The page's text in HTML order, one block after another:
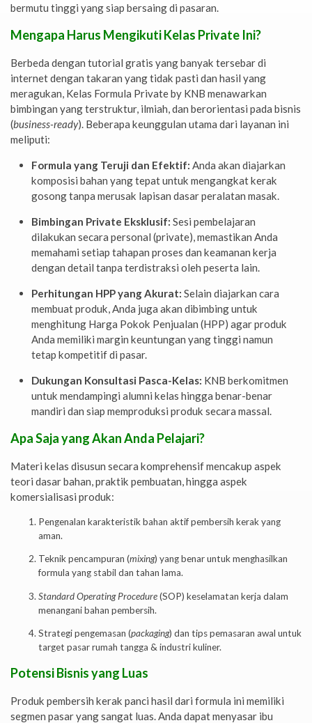
bermutu tinggi yang siap bersaing di pasaran.
Mengapa Harus Mengikuti Kelas Private Ini?
Berbeda dengan tutorial gratis yang banyak tersebar di
internet dengan takaran yang tidak pasti dan hasil yang
meragukan, Kelas Formula Private by KNB menawarkan
bimbingan yang terstruktur, ilmiah, dan berorientasi pada bisnis
(business-ready). Beberapa keunggulan utama dari layanan ini
meliputi:
Formula yang Teruji dan Efektif: Anda akan diajarkan
komposisi bahan yang tepat untuk mengangkat kerak
gosong tanpa merusak lapisan dasar peralatan masak.
Bimbingan Private Eksklusif: Sesi pembelajaran
dilakukan secara personal (private), memastikan Anda
memahami setiap tahapan proses dan keamanan kerja
dengan detail tanpa terdistraksi oleh peserta lain.
Perhitungan HPP yang Akurat: Selain diajarkan cara
membuat produk, Anda juga akan dibimbing untuk
menghitung Harga Pokok Penjualan (HPP) agar produk
Anda memiliki margin keuntungan yang tinggi namun
tetap kompetitif di pasar.
Dukungan Konsultasi Pasca-Kelas: KNB berkomitmen
untuk mendampingi alumni kelas hingga benar-benar
mandiri dan siap memproduksi produk secara massal.
Apa Saja yang Akan Anda Pelajari?
Materi kelas disusun secara komprehensif mencakup aspek
teori dasar bahan, praktik pembuatan, hingga aspek
komersialisasi produk:
Pengenalan karakteristik bahan aktif pembersih kerak yang
aman.
Teknik pencampuran (mixing) yang benar untuk menghasilkan
formula yang stabil dan tahan lama.
Standard Operating Procedure(SOP) keselamatan kerja dalam
menangani bahan pembersih.
Strategi pengemasan (packaging) dan tips pemasaran awal untuk
target pasar rumah tangga & industri kuliner.
Potensi Bisnis yang Luas
Produk pembersih kerak panci hasil dari formula ini memiliki
segmen pasar yang sangat luas. Anda dapat menyasar ibu